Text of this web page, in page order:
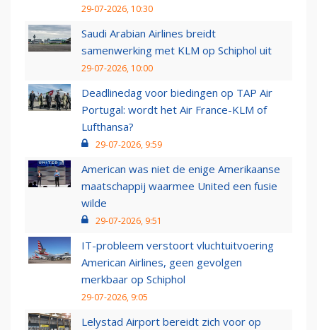
29-07-2026, 10:30
Saudi Arabian Airlines breidt
samenwerking met KLM op Schiphol uit
29-07-2026, 10:00
Deadlinedag voor biedingen op TAP Air
Portugal: wordt het Air France-KLM of
Lufthansa?
29-07-2026, 9:59
American was niet de enige Amerikaanse
maatschappij waarmee United een fusie
wilde
29-07-2026, 9:51
IT-probleem verstoort vluchtuitvoering
American Airlines, geen gevolgen
merkbaar op Schiphol
29-07-2026, 9:05
Lelystad Airport bereidt zich voor op